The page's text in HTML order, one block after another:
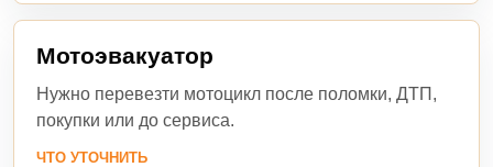
Мотоэвакуатор
Нужно перевезти мотоцикл после поломки, ДТП,
покупки или до сервиса.
ЧТО УТОЧНИТЬ